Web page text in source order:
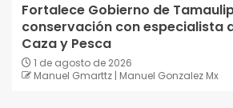
Fortalece Gobierno de
conservación con especialista
Caza y Pesca
1 de agosto de 2026
Manuel Gmarttz | Manuel Gonzalez Mx